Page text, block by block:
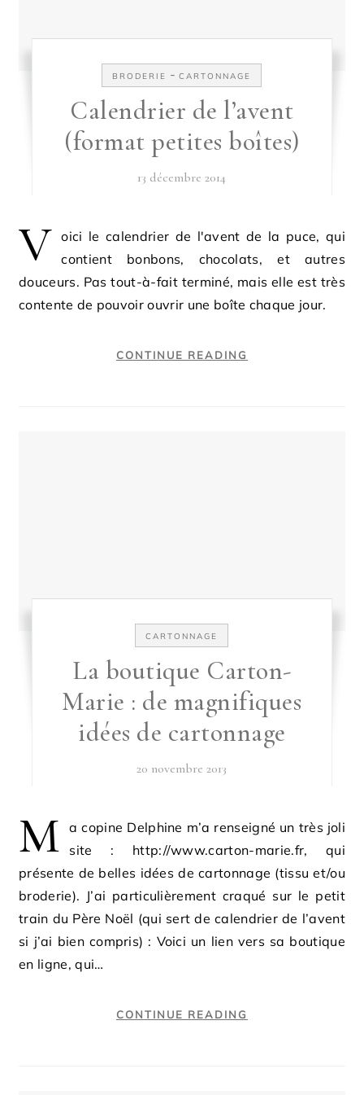
BRODERIE -CARTONNAGE
Calendrier de l’avent
(format petites boîtes)
13 décembre 2014
V oici le calendrier de l'avent de la puce, qui
contient bonbons, chocolats, et autres
douceurs. Pas tout-à-fait terminé, mais elle est très
contente de pouvoir ouvrir une boîte chaque jour.
CONTINUE READING
CARTONNAGE
La boutique Carton-
Marie : de magnifiques
idées de cartonnage
20 novembre 2013
M
a copine Delphine m’a renseigné un très joli
site : http://www.carton-marie.fr, qui
présente de belles idées de cartonnage (tissu et/ou
broderie). J’ai particulièrement craqué sur le petit
train du Père Noël (qui sert de calendrier de l’avent
si j’ai bien compris) : Voici un lien vers sa boutique
en ligne, qui…
CONTINUE READING